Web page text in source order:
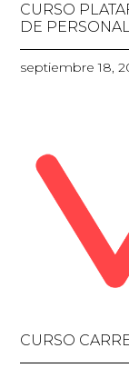
CURSO
DE
septiembre 18,
CURSO